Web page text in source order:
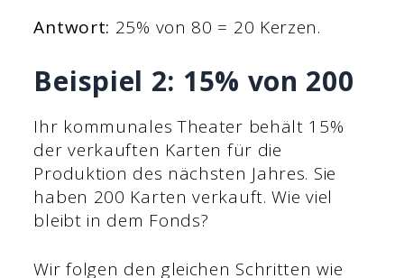
Antwort: 25% von 80 = 20 Kerzen.
Beispiel 2: 15% von 200
Ihr kommunales Theater behält 15%
der verkauften Karten für die
Produktion des nächsten Jahres. Sie
haben 200 Karten verkauft. Wie viel
bleibt in dem Fonds?
Wir folgen den gleichen Schritten wie